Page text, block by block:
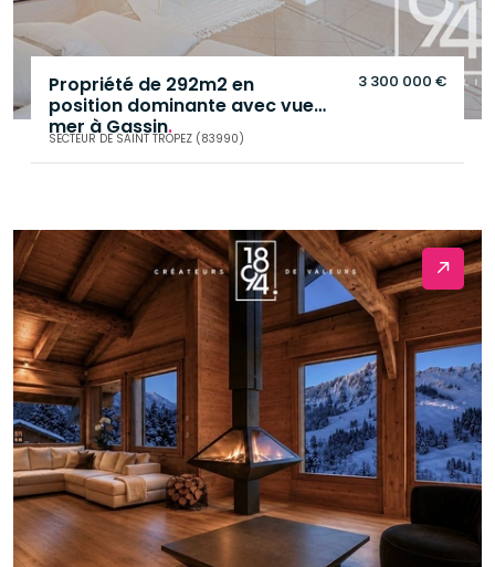
Propriété de 292m2 en
position dominante avec vue
mer à Gassin.
SECTEUR DE SAINT TROPEZ (83990)
3 300 000 €